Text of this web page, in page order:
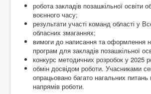
робота закладів позашкільної освіти
воєнного часу;
результати участі команд області у
обласних змаганнях;
вимоги до написання та оформлення
програм для закладів позашкільної
конкурс методичних розробок у 2025
обмін досвідом роботи. Учасниками
опрацьовано багато нагальних
напрямів роботи.